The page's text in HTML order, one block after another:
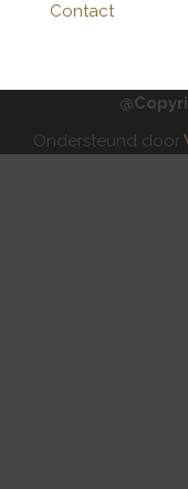
Contact
Ondersteund door